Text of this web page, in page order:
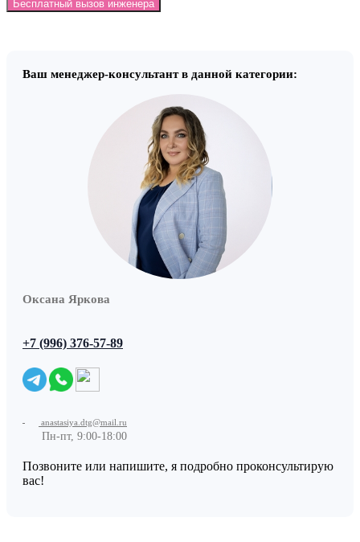
Бесплатный вызов инженера
Ваш менеджер-консультант в данной категории:
Оксана Яркова
+7 (996) 376-57-89
anastasiya.dtg@mail.ru
Пн-пт, 9:00-18:00
Позвоните или напишите, я подробно проконсультирую
вас!